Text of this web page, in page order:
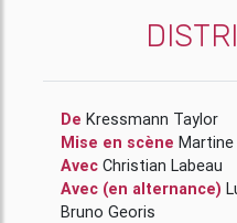
De Kressmann Taylor
Mise en scène Martine
Avec Christian Labeau
Avec (en alternance)
Bruno Georis